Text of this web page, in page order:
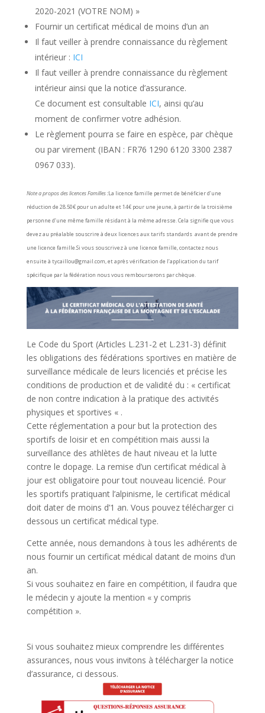
2020-2021 (VOTRE NOM) »
Fournir un certificat médical de moins d’un an
Il faut veiller à prendre connaissance du règlement
intérieur : ICI
Il faut veiller à prendre connaissance du règlement
intérieur ainsi que la notice d’assurance.
Ce document est consultable ICI, ainsi qu’au
moment de confirmer votre adhésion.
Le règlement pourra se faire en espèce, par chèque
ou par virement (IBAN : FR76 1290 6120 3300 2387
0967 033).
Note a propos des licences Familles :La licence famille permet de bénéficier d’une
réduction de 28.50€ pour un adulte et 14€ pour une jeune, à partir de la troisième
personne d’une même famille résidant à la même adresse. Cela signifie que vous
devez au préalable souscrire à deux licences aux tarifs standards avant de prendre
une licence famille.Si vous souscrivez à une licence famille, contactez nous
ensuite à tycaillou@gmail.com, et après vérification de l’application du tarif
spécifique par la fédération nous vous rembourserons par chèque.
Le Code du Sport (Articles L.231-2 et L.231-3) définit
les obligations des fédérations sportives en matière de
surveillance médicale de leurs licenciés et précise les
conditions de production et de validité du : « certificat
de non contre indication à la pratique des activités
physiques et sportives « .
Cette réglementation a pour but la protection des
sportifs de loisir et en compétition mais aussi la
surveillance des athlètes de haut niveau et la lutte
contre le dopage. La remise d’un certificat médical à
jour est obligatoire pour tout nouveau licencié. Pour
les sportifs pratiquant l’alpinisme, le certificat médical
doit dater de moins d’1 an. Vous pouvez télécharger ci
dessous un certificat médical type.
Cette année, nous demandons à tous les adhérents de
nous fournir un certificat médical datant de moins d’un
an.
Si vous souhaitez en faire en compétition, il faudra que
le médecin y ajoute la mention « y compris
compétition ».
Si vous souhaitez mieux comprendre les différentes
assurances, nous vous invitons à télécharger la notice
d’assurance, ci dessous.